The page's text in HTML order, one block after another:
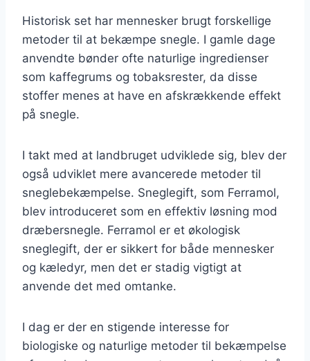
Historisk set har mennesker brugt forskellige
metoder til at bekæmpe snegle. I gamle dage
anvendte bønder ofte naturlige ingredienser
som kaffegrums og tobaksrester, da disse
stoffer menes at have en afskrækkende effekt
på snegle.
I takt med at landbruget udviklede sig, blev der
også udviklet mere avancerede metoder til
sneglebekæmpelse. Sneglegift, som Ferramol,
blev introduceret som en effektiv løsning mod
dræbersnegle. Ferramol er et økologisk
sneglegift, der er sikkert for både mennesker
og kæledyr, men det er stadig vigtigt at
anvende det med omtanke.
I dag er der en stigende interesse for
biologiske og naturlige metoder til bekæmpelse